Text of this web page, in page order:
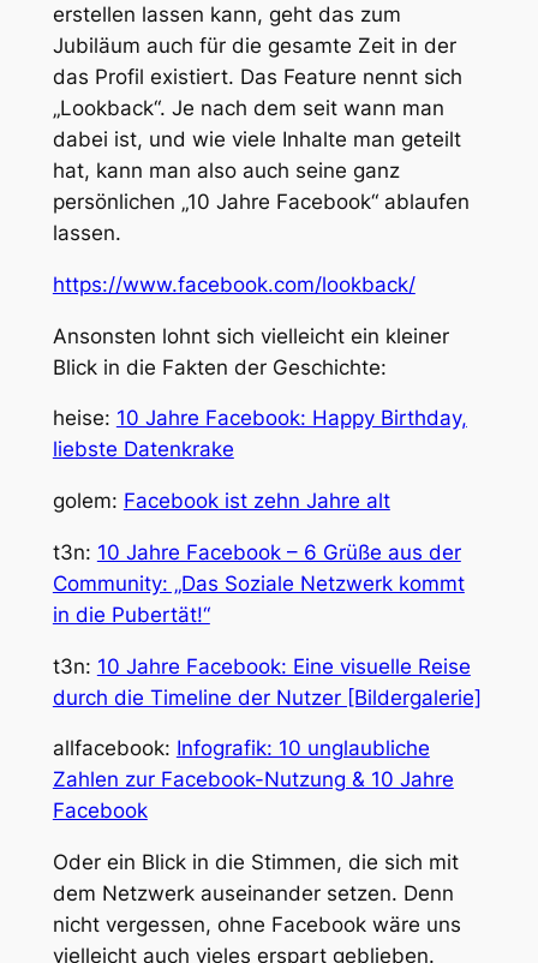
erstellen lassen kann, geht das zum
Jubiläum auch für die gesamte Zeit in der
das Profil existiert. Das Feature nennt sich
„Lookback“. Je nach dem seit wann man
dabei ist, und wie viele Inhalte man geteilt
hat, kann man also auch seine ganz
persönlichen „10 Jahre Facebook“ ablaufen
lassen.
https://www.facebook.com/lookback/
Ansonsten lohnt sich vielleicht ein kleiner
Blick in die Fakten der Geschichte:
heise: 10 Jahre Facebook: Happy Birthday,
liebste Datenkrake
golem: Facebook ist zehn Jahre alt
t3n: 10 Jahre Facebook – 6 Grüße aus der
Community: „Das Soziale Netzwerk kommt
in die Pubertät!“
t3n: 10 Jahre Facebook: Eine visuelle Reise
durch die Timeline der Nutzer [Bildergalerie]
allfacebook: Infografik: 10 unglaubliche
Zahlen zur Facebook-Nutzung & 10 Jahre
Facebook
Oder ein Blick in die Stimmen, die sich mit
dem Netzwerk auseinander setzen. Denn
nicht vergessen, ohne Facebook wäre uns
vielleicht auch vieles erspart geblieben.